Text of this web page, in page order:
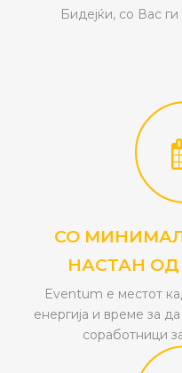
Бидејќи, со Вас
СО
НАСТАН
Eventum е местот
енергија и време за
соработници